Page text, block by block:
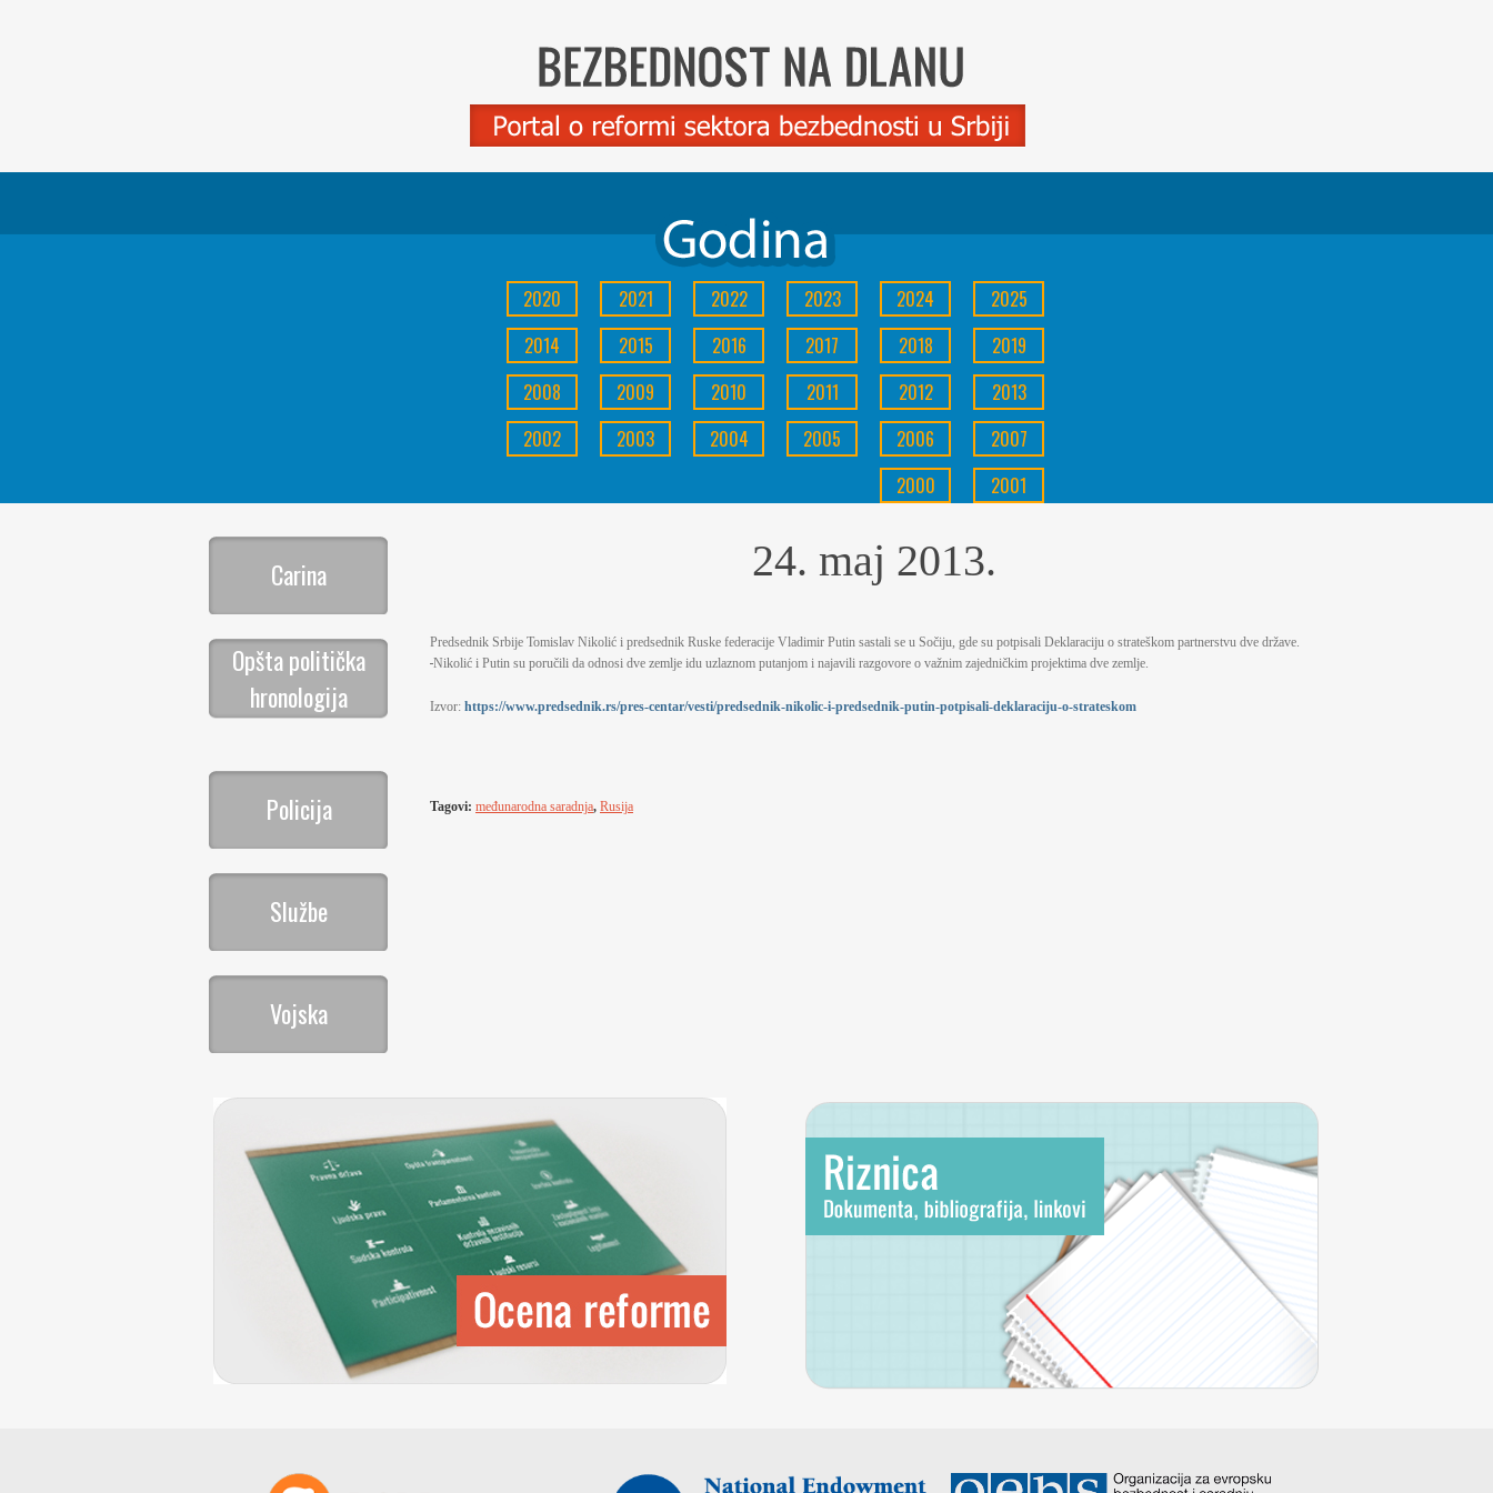
2025
2024
2023
2022
2021
2020
2019
2018
2017
2016
2015
2014
2013
2012
2011
2010
2009
2008
2007
2006
2005
2004
2003
2002
2001
2000
Carina
Opšta politička
hronologija
Policija
Službe
Vojska
24. maj 2013.
Predsednik Srbije Tomislav Nikolić i predsednik Ruske federacije Vladimir Putin sastali se u Sočiju, gde su potpisali Deklaraciju o strateškom partnerstvu dve države.
Nikolić i Putin su poručili da odnosi dve zemlje idu uzlaznom putanjom i najavili razgovore o važnim zajedničkim projektima dve zemlje.
Izvor: https://www.predsednik.rs/pres-centar/vesti/predsednik-nikolic-i-predsednik-putin-potpisali-deklaraciju-o-strateskom
Tagovi: međunarodna saradnja, Rusija